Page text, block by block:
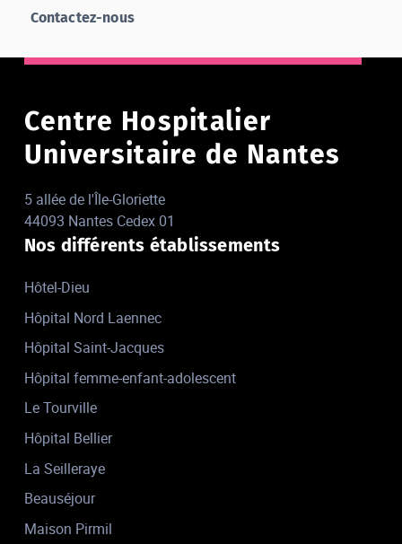
Contactez-nous
Centre Hospitalier
Universitaire de Nantes
5 allée de l'Île-Gloriette
44093 Nantes Cedex 01
Nos différents établissements
Hôtel-Dieu
Hôpital Nord Laennec
Hôpital Saint-Jacques
Hôpital femme-enfant-adolescent
Le Tourville
Hôpital Bellier
La Seilleraye
Beauséjour
Maison Pirmil